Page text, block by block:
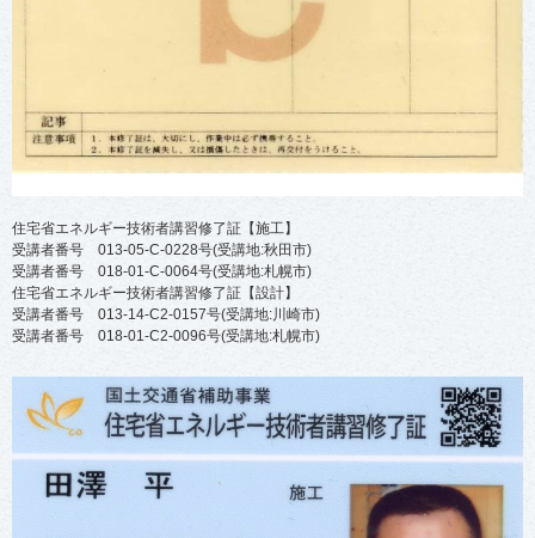
住宅省エネルギー技術者講習修了証【施工】
受講者番号 013-05-C-0228号(受講地:秋田市)
受講者番号 018-01-C-0064号(受講地:札幌市)
住宅省エネルギー技術者講習修了証【設計】
受講者番号 013-14-C2-0157号(受講地:川崎市)
受講者番号 018-01-C2-0096号(受講地:札幌市)